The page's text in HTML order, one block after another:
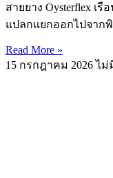
สายยาง Oysterflex เ
แปลกแยกออกไปจาก
Read More »
15 กรกฎาคม 2026ไม่